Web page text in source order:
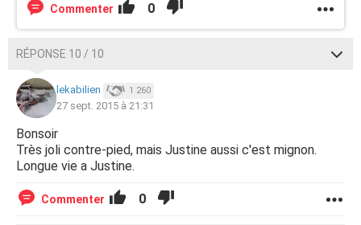
Commenter 0
RÉPONSE 10 / 10
lekabilien 1 260
27 sept. 2015 à 21:31
Bonsoir
Très joli contre-pied, mais Justine aussi c'est mignon.
Longue vie a Justine.
Commenter 0